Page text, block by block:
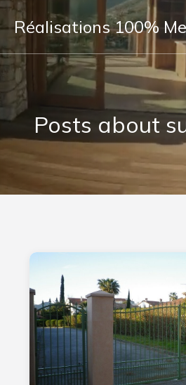
Réalisations 100%
Posts about